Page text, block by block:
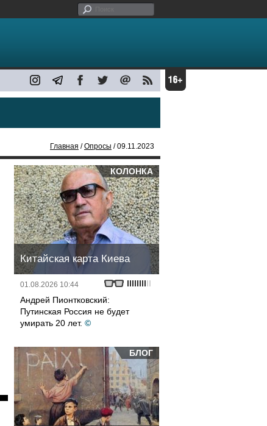
Главная /Опросы / 09.11.2023
КОЛОНКА
Китайская карта Киева
01.08.2026 10:44
Андрей Пионтковский:
Путинская Россия не будет
умирать 20 лет. ©
БЛОГ